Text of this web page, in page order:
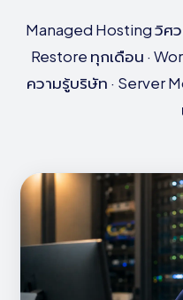
Managed Hosting วิศ
Restore ทุกเดือน ·
ความรู้บริษัท · Server